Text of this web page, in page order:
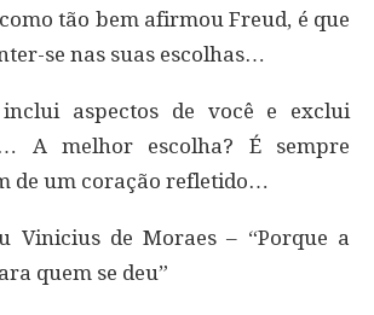
tão bem afirmou Freud, é que
se nas suas escolhas…
inclui aspectos de você e exclui
A melhor escolha? É sempre
de um coração refletido…
Vinicius de Moraes – “Porque a
quem se deu”